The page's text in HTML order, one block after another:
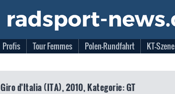
Profis Tour Femmes Polen-Rundfahrt KT-Szene
Giro d'Italia (ITA), 2010, Kategorie: GT